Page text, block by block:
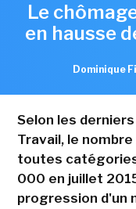
Le
en hausse
Dominique
Selon les
Travail, le
toutes
000 en juillet
progression d'un